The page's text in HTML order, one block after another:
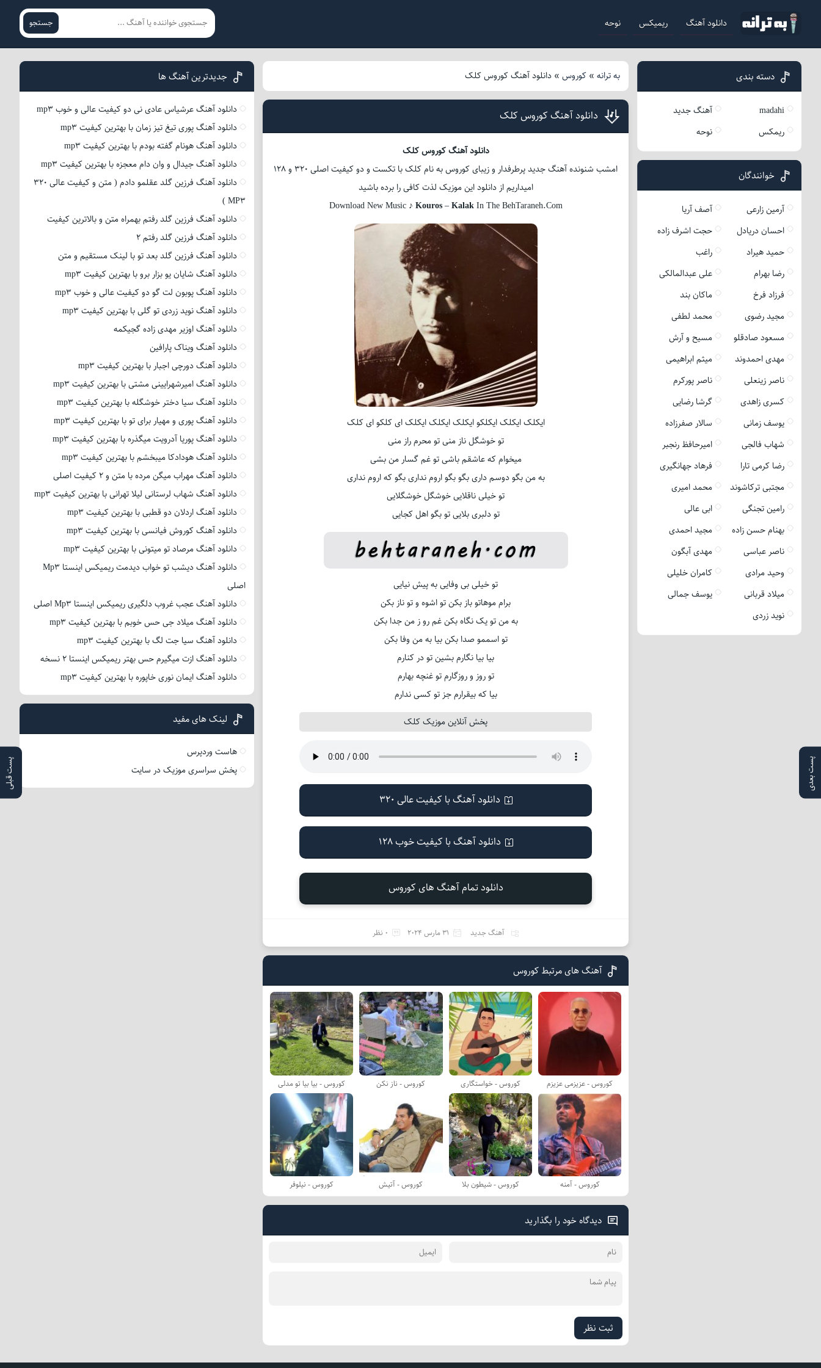
دانلود آهنگ ریمیکس نوحه جستجو
به ترانه» کوروس» دانلود آهنگ کوروس کلک
پست بعدی پست قبلی
دانلود آهنگ کوروس کلک
دانلود آهنگ کوروس کلک
امشب شنونده آهنگ جدید پرطرفدار و زیبای کوروس به نام کلک با تکست و دو کیفیت اصلی 320 و 128
امیداریم از دانلود این موزیک لذت کافی را برده باشید
Download New Music ♪ Kouros–KalakIn The BehTaraneh.Com
ایکلک ایکلک ایکلکو ایکلک ایکلک ایکلک ای کلکو ای کلک
تو خوشگل ناز منی تو محرم راز منی
میخوام که عاشقم باشی تو غم گسار من بشی
به من بگو دوسم داری بگو بگو اروم نداری بگو که اروم نداری
تو خیلی ناقلایی خوشگل خوشگلایی
تو دلبری بلایی تو بگو اهل کجایی
تو خیلی بی وفایی به پیش نیایی
برام موهاتو باز بکن تو اشوه و تو ناز بکن
به من تو یک نگاه بکن غم رو ز من جدا بکن
تو اسممو صدا بکن بیا به من وفا بکن
بیا بیا نگارم بشین تو در کنارم
تو روز و روزگارم تو غنچه بهارم
بیا که بیقرارم جز تو کسی ندارم
پخش آنلاین موزیک کلک
دانلود آهنگ با کیفیت عالی 320
دانلود آهنگ با کیفیت خوب 128
دانلود تمام آهنگ های کوروس
آهنگ جدید 31 مارس 2024 0 نظر
آهنگ های مرتبط کوروس
کوروس - عزیزمی عزیزم کوروس - خواستگاری کوروس - ناز نکن کوروس - بیا بیا تو مدلی
کوروس - آمنه کوروس - شیطون بلا کوروس - آتیش کوروس - نیلوفر
دیدگاه خود را بگذارید
ثبت نظر
دسته بندی
madahi
آهنگ جدید
ریمکس
نوحه
خوانندگان
آرمین زارعی
آصف آریا
احسان دریادل
حجت اشرف زاده
حمید هیراد
راغب
رضا بهرام
علی عبدالمالکی
فرزاد فرخ
ماکان بند
مجید رضوی
محمد لطفی
مسعود صادقلو
مسیح و آرش
مهدی احمدوند
میثم ابراهیمی
ناصر زینعلی
ناصر پورکرم
کسری زاهدی
گرشا رضایی
یوسف زمانی
سالار صفرزاده
شهاب فالجی
امیرحافظ رنجبر
رضا کرمی تارا
فرهاد جهانگیری
مجتبی ترکاشوند
محمد امیری
رامین تجنگی
ابی عالی
بهنام حسن زاده
مجید احمدی
ناصر عباسی
مهدی آبگون
وحید مرادی
کامران خلیلی
میلاد قربانی
یوسف جمالی
نوید زردی
جدیدترین آهنگ ها
دانلود آهنگ عرشیاس عادی نی دو کیفیت عالی و خوب mp3
دانلود آهنگ پوری تیغ تیز زمان با بهترین کیفیت mp3
دانلود آهنگ هونام گفته بودم با بهترین کیفیت mp3
دانلود آهنگ جیدال و وان دام معجزه با بهترین کیفیت mp3
دانلود آهنگ فرزین گلد عقلمو دادم ( متن و کیفیت عالی 320
MP3 )
دانلود آهنگ فرزین گلد رفتم بهمراه متن و بالاترین کیفیت
دانلود آهنگ فرزین گلد رفتم 2
دانلود آهنگ فرزین گلد بعد تو با لینک مستقیم و متن
دانلود آهنگ شایان یو بزار برو با بهترین کیفیت mp3
دانلود آهنگ پوبون لت گو دو کیفیت عالی و خوب mp3
دانلود آهنگ نوید زردی تو گلی با بهترین کیفیت mp3
دانلود آهنگ اوزیر مهدی زاده گجیکمه
دانلود آهنگ ویناک پارافین
دانلود آهنگ دورچی اجبار با بهترین کیفیت mp3
دانلود آهنگ امیرشهرایینی مشتی با بهترین کیفیت mp3
دانلود آهنگ سیا دختر خوشگله با بهترین کیفیت mp3
دانلود آهنگ پوری و مهیار برای تو با بهترین کیفیت mp3
دانلود آهنگ پوریا آدرویت میگذره با بهترین کیفیت mp3
دانلود آهنگ هودادکا میبخشم با بهترین کیفیت mp3
دانلود آهنگ مهراب میگن مرده با متن و 2 کیفیت اصلی
دانلود آهنگ شهاب لرستانی لیلا تهرانی با بهترین کیفیت mp3
دانلود آهنگ اردلان دو قطبی با بهترین کیفیت mp3
دانلود آهنگ کوروش فیانسی با بهترین کیفیت mp3
دانلود آهنگ مرصاد تو میتونی با بهترین کیفیت mp3
دانلود آهنگ دیشب تو خواب دیدمت ریمیکس اینستا Mp3
اصلی
دانلود آهنگ عجب غروب دلگیری ریمیکس اینستا Mp3 اصلی
دانلود آهنگ میلاد جی حس خوبم با بهترین کیفیت mp3
دانلود آهنگ سیا جت لگ با بهترین کیفیت mp3
دانلود آهنگ ازت میگیرم حس بهتر ریمیکس اینستا 2 نسخه
دانلود آهنگ ایمان نوری خاپوره با بهترین کیفیت mp3
لینک های مفید
هاست وردپرس
پخش سراسری موزیک در سایت